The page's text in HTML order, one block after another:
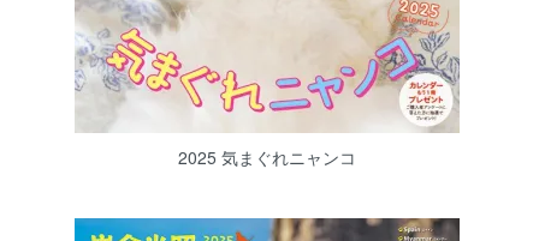
2025 気まぐれニャンコ